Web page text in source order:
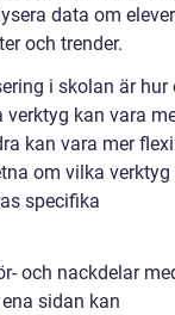
data om
och trender.
i skolan är hur
kan vara
kan vara mer
om vilka verktyg
specifika
och nackdelar
sidan kan